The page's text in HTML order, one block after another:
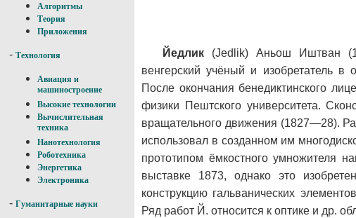
Алгоритмы
Теория
Приложения
- Технология
Авиация и
машиностроение
Высокие технологии
Вычислительная
техника
Нанотехнология
Роботехника
Энергетика
Электроника
- Гуманитарные науки
Йедлик (Jedlik) Аньош Иштван
венгерский учёный и изобретатель в
После окончания бенедиктинского
физики Пештского университета.
вращательного движения (1827—28).
использовал в созданном им
прототипом ёмкостного умножителя
выставке 1873, однако это
конструкцию гальванических
Ряд работ Й. относится к оптике и др.